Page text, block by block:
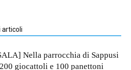
articoli
Nella parrocchia di Sappusi
giocattoli e 100 panettoni